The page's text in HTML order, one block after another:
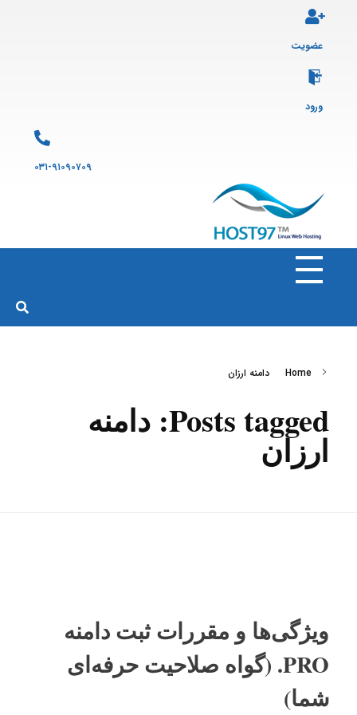
عضویت
ورود
۰۳۱-۹۱۰۹۰۷۰۹
هاست ۹۷ارائه سرویس هاست لینوکس و ثبت دامنه
Home دامنه ارزان
Posts tagged: دامنه
ارزان
ویژگی‌ها و مقررات ثبت دامنه
PRO. (گواه صلاحیت حرفه‌ای
شما)